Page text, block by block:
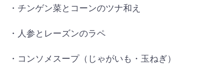
・チンゲン菜とコーンのツナ和え
・人参とレーズンのラペ
・コンソメスープ（じゃがいも・玉ねぎ）